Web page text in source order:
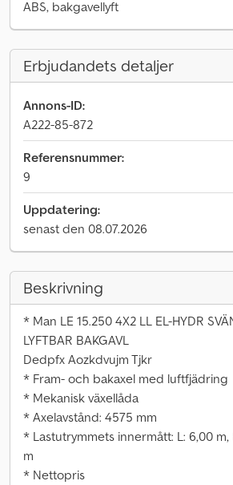
ABS, bakgavellyft
Erbjudandets detaljer
Annons-ID:
A222-85-872
Referensnummer:
9
Uppdatering:
senast den 08.07.2026
Beskrivning
* Man LE 15.250 4X2 LL EL-HYDR
LYFTBAR BAKGAVL
Dedpfx Aozkdvujm Tjkr
* Fram- och bakaxel med luftfjädring
* Mekanisk växellåda
* Axelavstånd: 4575 mm
* Lastutrymmets innermått: L: 6,00 m,
m
* Nettopris